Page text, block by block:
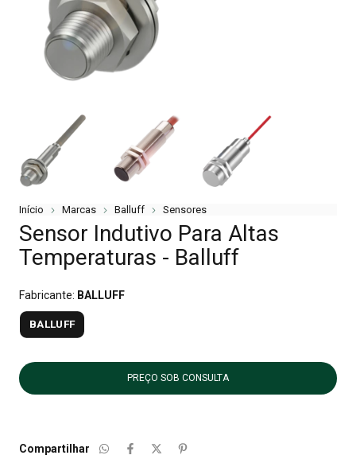
Início Marcas Balluff Sensores
Sensor Indutivo Para Altas
Temperaturas - Balluff
Fabricante: BALLUFF
BALLUFF
Compartilhar